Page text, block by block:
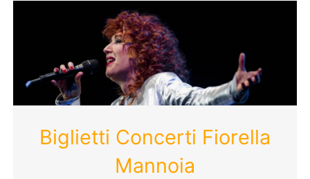
Biglietti Concerti Fiorella
Mannoia